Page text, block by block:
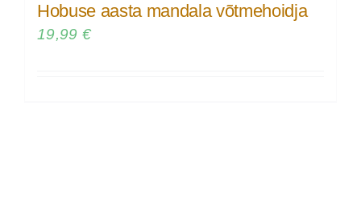
Hobuse aasta mandala võtmehoidja
19,99 €